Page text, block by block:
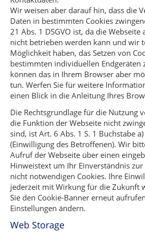
Wir weisen aber darauf hin, dass die
Daten in bestimmten Cookies
21 Abs. 1 DSGVO ist, da die
nicht betrieben werden kann und wir
Möglichkeit haben, das Setzen von
bestimmten individuellen Endgeräten
können das in Ihrem Browser aber
tun. Werfen Sie für weitere
einen Blick in die Anleitung Ihres
Die Rechtsgrundlage für die Nutzung
die Funktion der Webseite nicht
sind, ist Art. 6 Abs. 1 S. 1 Buchstabe a)
(Einwilligung des Betroffenen). Wir
Aufruf der Webseite über einen
Hinweistext um Ihr Einverständnis
nicht notwendigen Cookies. Ihre
jederzeit mit Wirkung für die Zukunft
Sie den Cookie-Banner erneut
Einstellungen ändern.
Web Storage